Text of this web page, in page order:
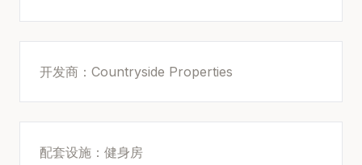
开发商：Countryside Properties
配套设施：健身房